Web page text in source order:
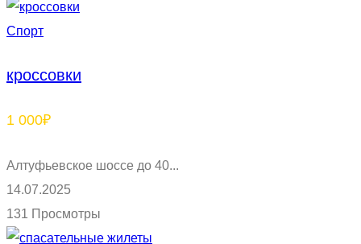
Спорт
кроссовки
1 000₽
Алтуфьевское шоссе до 40...
14.07.2025
131 Просмотры